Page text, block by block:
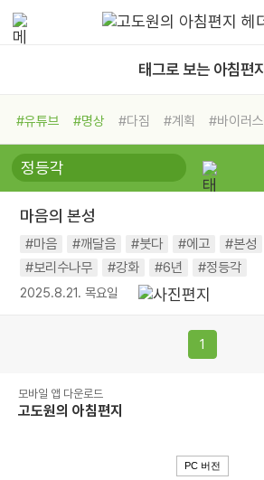
태그로 보는 아침편지
#유튜브 #명상 #다짐 #계획 #바이러스
#비전캠프
#독서캠프 #삶
#희망
#나눔 #친구 #링컨학교
#독서
#건강
마음의 본성
#마음 #깨달음 #붓다 #에고 #본성
#보리수나무
#강화 #6년 #정등각
2025.8.21. 목요일
1
모바일 앱 다운로드
고도원의 아침편지
PC 버전